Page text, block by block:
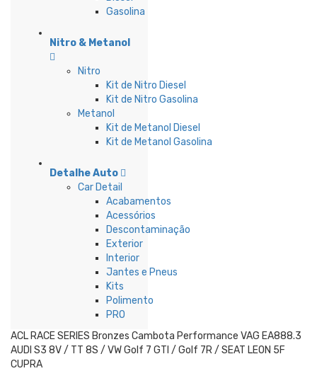
Gasolina
Nitro & Metanol
Nitro
Kit de Nitro Diesel
Kit de Nitro Gasolina
Metanol
Kit de Metanol Diesel
Kit de Metanol Gasolina
Detalhe Auto
Car Detail
Acabamentos
Acessórios
Descontaminação
Exterior
Interior
Jantes e Pneus
Kits
Polimento
PRO
ACL RACE SERIES Bronzes Cambota Performance VAG EA888.3
AUDI S3 8V / TT 8S / VW Golf 7 GTI / Golf 7R / SEAT LEON 5F
CUPRA